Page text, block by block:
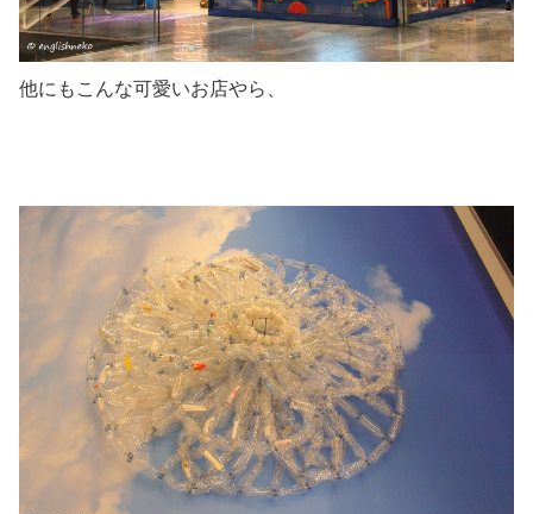
他にもこんな可愛いお店やら、